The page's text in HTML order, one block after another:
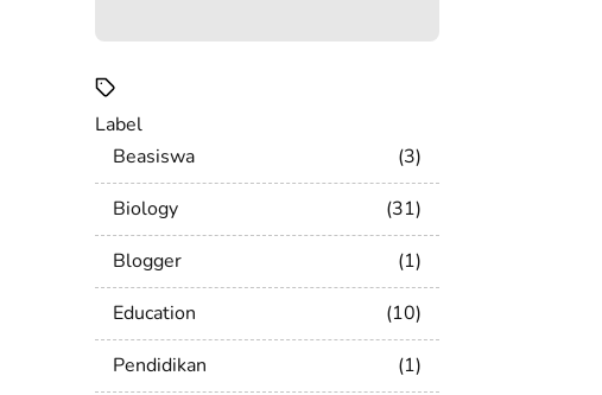
Label
Beasiswa
3
Biology
31
Blogger
1
Education
10
Pendidikan
1